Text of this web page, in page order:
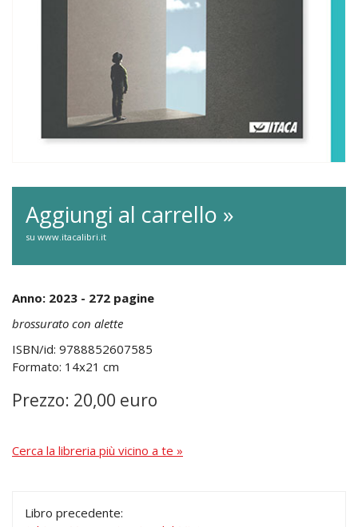
Aggiungi al carrello »
su www.itacalibri.it
Anno: 2023 - 272 pagine
brossurato con alette
ISBN/id: 9788852607585
Formato: 14x21 cm
Prezzo: 20,00 euro
Cerca la libreria più vicino a te »
Libro precedente: